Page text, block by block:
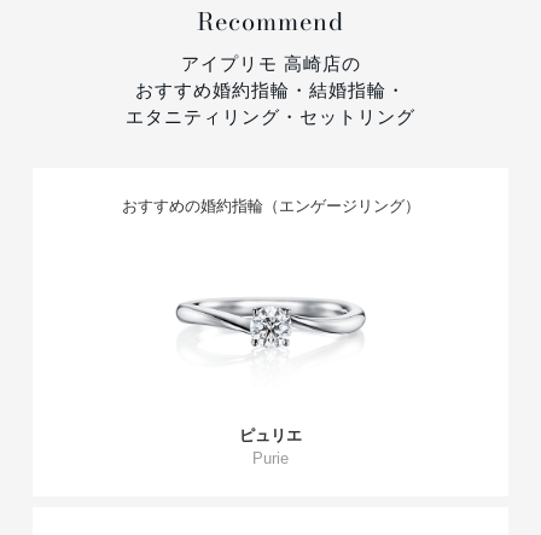
Recommend
アイプリモ 高崎店の
おすすめ婚約指輪・結婚指輪・
エタニティリング・セットリング
おすすめの婚約指輪（エンゲージリング）
ピュリエ
Purie